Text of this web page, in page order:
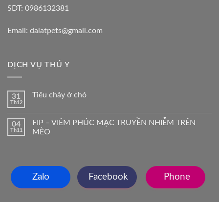
SDT: 0986132381
Email: dalatpets@gmail.com
DỊCH VỤ THÚ Y
31
Th12
Tiêu chảy ở chó
04
Th11
FIP – VIÊM PHÚC MẠC TRUYỀN NHIỄM TRÊN
MÈO
Zalo Facebook Phone